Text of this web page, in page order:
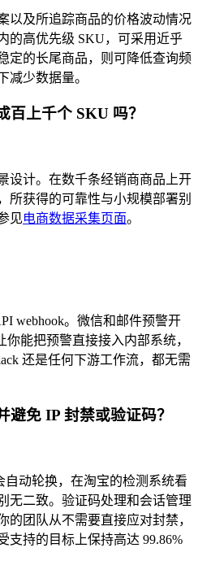
以及所追踪商品的价格波动情况
的高优先级 SKU，可采用近乎
定的长尾商品，则可降低查询频
减少数据量。
百上千个 SKU 吗？
设计。在数千条经销商商品上开
所获得的可靠性与小规模部署别
见电商数据采集页面。
webhook。微信和邮件预警开
你能把预警直接接入内部系统，
还是任何下游工作流，都无需
避免 IP 封禁或验证码？
自动轮换，在淘宝的检测系统看
无二致。验证码处理和会话管理
的团队从不需要直接应对封禁，
支持的目标上保持高达 99.86%